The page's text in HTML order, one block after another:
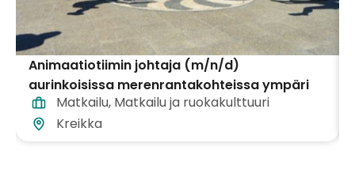
Animaatiotiimin johtaja (m/n/d)
aurinkoisissa merenrantakohteissa ympäri
Kreikkaa
Matkailu, Matkailu ja ruokakulttuuri
Kreikka